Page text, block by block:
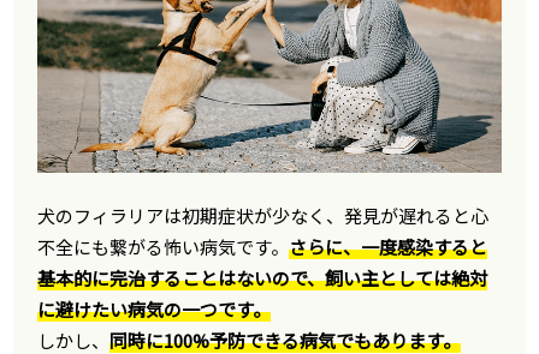
犬のフィラリアは初期症状が少なく、発見が遅れると心
不全にも繋がる怖い病気です。さらに、一度感染すると
基本的に完治することはないので、飼い主としては絶対
に避けたい病気の一つです。
しかし、同時に100%予防できる病気でもあります。